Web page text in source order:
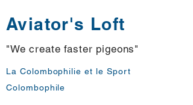
Aviator's Loft
"We create faster pigeons"
La Colombophilie et le Sport
Colombophile